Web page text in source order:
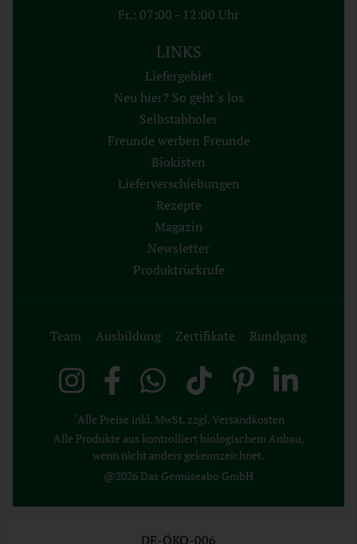
Fr.: 07:00 - 12:00 Uhr
LINKS
Liefergebiet
Neu hier? So geht´s los
Selbstabholer
Freunde werben Freunde
Biokisten
Lieferverschiebungen
Rezepte
Magazin
Newsletter
Produktrückrufe
Team Ausbildung Zertifikate Rundgang
*Alle Preise inkl. MwSt. zzgl. Versandkosten
Alle Produkte aus kontrolliert biologischem Anbau,
wenn nicht anders gekennzeichnet.
@2026 Das Gemüseabo GmbH
DE-ÖKO-006